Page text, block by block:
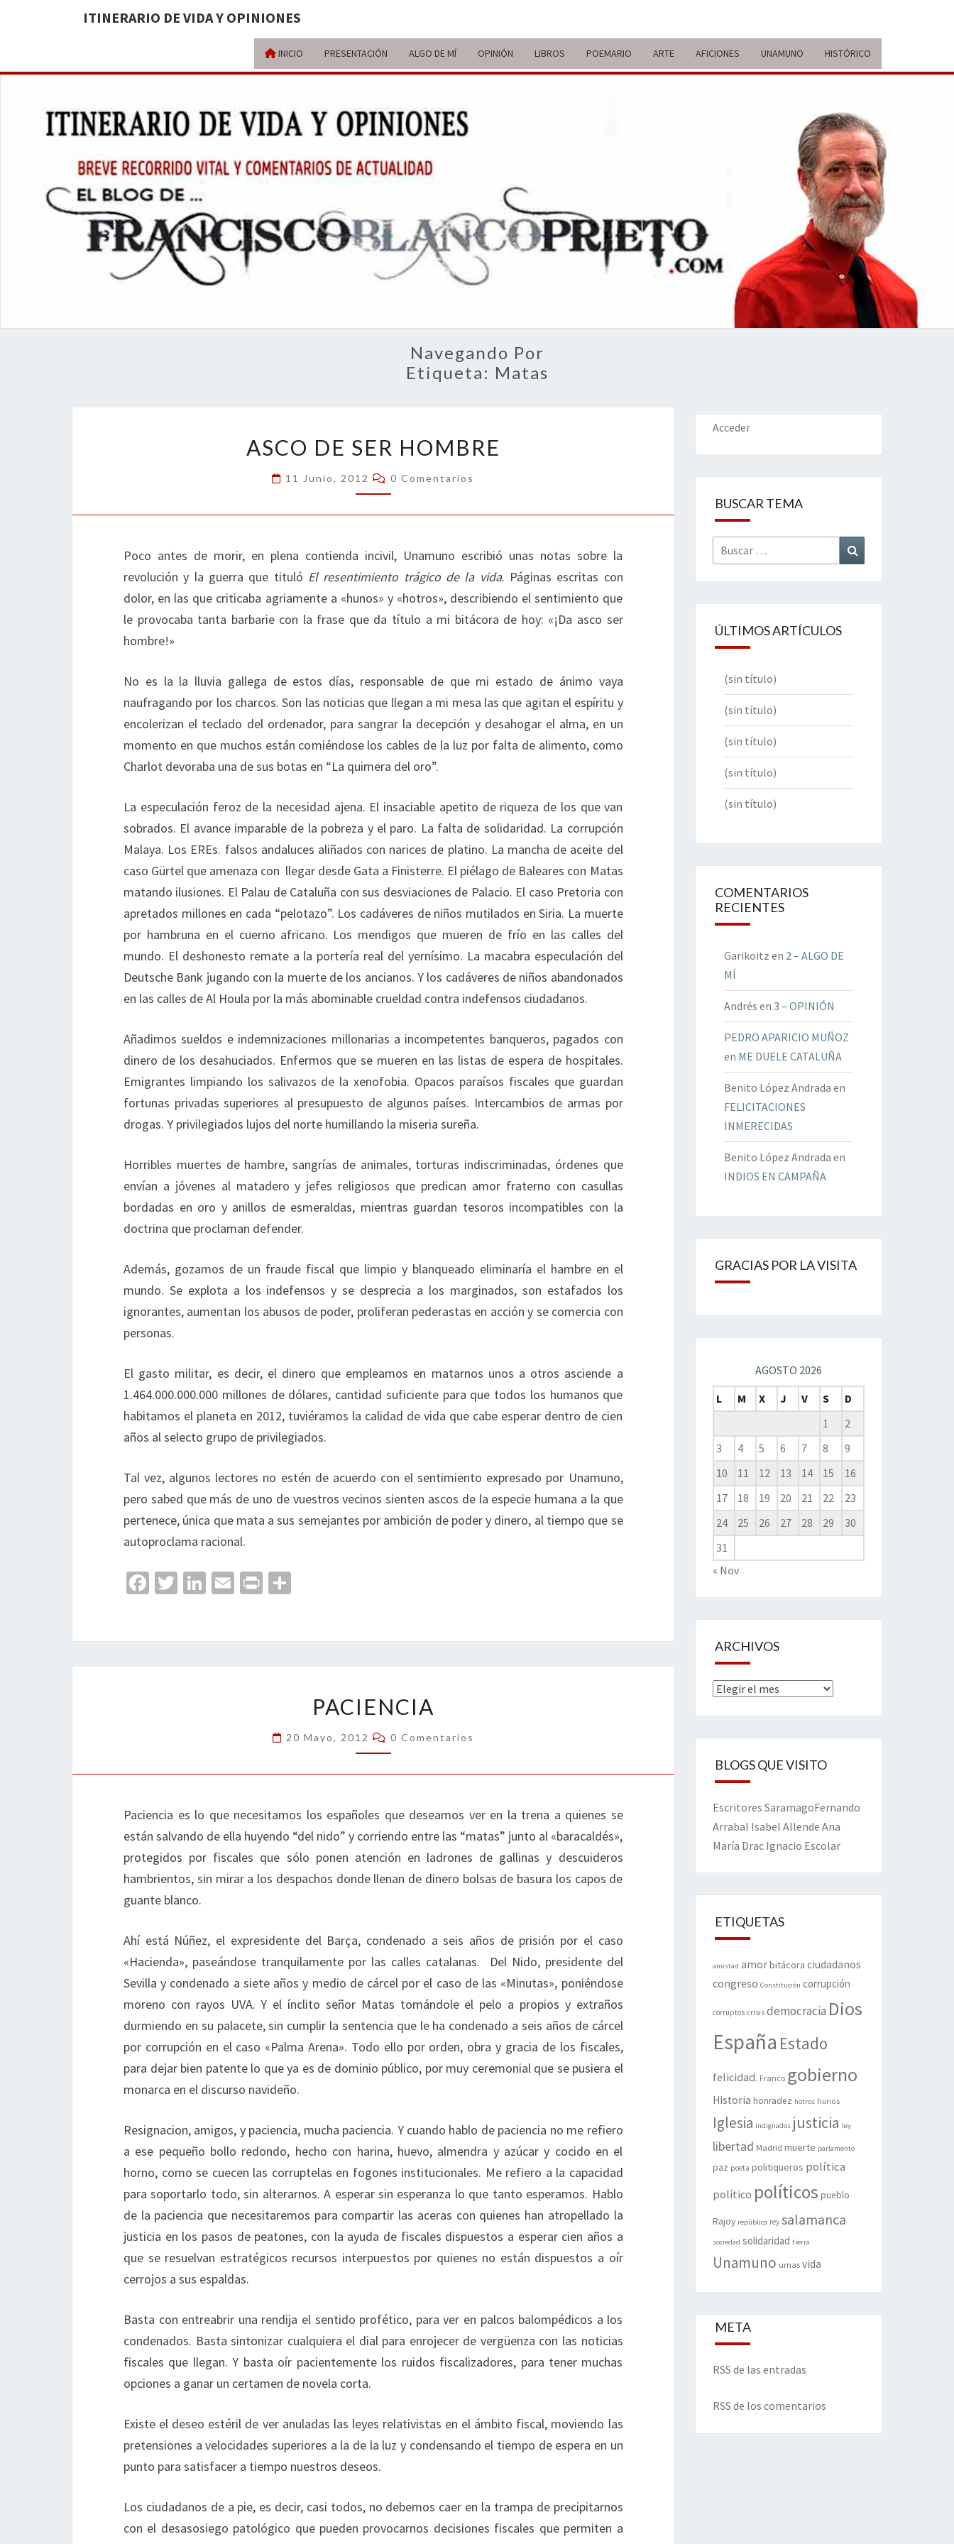
ITINERARIO DE VIDA Y OPINIONES
INICIO PRESENTACIÓN ALGO DE MÍ OPINIÓN LIBROS POEMARIO ARTE AFICIONES UNAMUNO HISTÓRICO
ITINERARIO
DE VIDA Y
OPINIONES
BREVE
RECORRIDO
VITAL Y
COMENTARIOS
ACTUALIDAD
Navegando Por
Etiqueta: Matas
DE
SER
HOMBRE
ASCO DE SER HOMBRE
11 Junio, 2012 Comentarios
0 Comentarios
Poco antes de morir, en plena contienda incivil, Unamuno escribió unas notas sobre la
revolución y la guerra que tituló El resentimiento trágico de la vida. Páginas escritas con
dolor, en las que criticaba agriamente a «hunos» y «hotros», describiendo el sentimiento que
le provocaba tanta barbarie con la frase que da título a mi bitácora de hoy: «¡Da asco ser
hombre!»
No es la la lluvia gallega de estos días, responsable de que mi estado de ánimo vaya
naufragando por los charcos. Son las noticias que llegan a mi mesa las que agitan el espíritu y
encolerizan el teclado del ordenador, para sangrar la decepción y desahogar el alma, en un
momento en que muchos están comiéndose los cables de la luz por falta de alimento, como
Charlot devoraba una de sus botas en “La quimera del oro”.
La especulación feroz de la necesidad ajena. El insaciable apetito de riqueza de los que van
sobrados. El avance imparable de la pobreza y el paro. La falta de solidaridad. La corrupción
Malaya. Los EREs. falsos andaluces aliñados con narices de platino. La mancha de aceite del
caso Gürtel que amenaza con llegar desde Gata a Finisterre. El piélago de Baleares con Matas
matando ilusiones. El Palau de Cataluña con sus desviaciones de Palacio. El caso Pretoria con
apretados millones en cada “pelotazo”. Los cadáveres de niños mutilados en Siria. La muerte
por hambruna en el cuerno africano. Los mendigos que mueren de frío en las calles del
mundo. El deshonesto remate a la portería real del yernísimo. La macabra especulación del
Deutsche Bank jugando con la muerte de los ancianos. Y los cadáveres de niños abandonados
en las calles de Al Houla por la más abominable crueldad contra indefensos ciudadanos.
Añadimos sueldos e indemnizaciones millonarias a incompetentes banqueros, pagados con
dinero de los desahuciados. Enfermos que se mueren en las listas de espera de hospitales.
Emigrantes limpiando los salivazos de la xenofobia. Opacos paraísos fiscales que guardan
fortunas privadas superiores al presupuesto de algunos países. Intercambios de armas por
drogas. Y privilegiados lujos del norte humillando la miseria sureña.
Horribles muertes de hambre, sangrías de animales, torturas indiscriminadas, órdenes que
envían a jóvenes al matadero y jefes religiosos que predican amor fraterno con casullas
bordadas en oro y anillos de esmeraldas, mientras guardan tesoros incompatibles con la
doctrina que proclaman defender.
Además, gozamos de un fraude fiscal que limpio y blanqueado eliminaría el hambre en el
mundo. Se explota a los indefensos y se desprecia a los marginados, son estafados los
ignorantes, aumentan los abusos de poder, proliferan pederastas en acción y se comercia con
personas.
El gasto militar, es decir, el dinero que empleamos en matarnos unos a otros asciende a
1.464.000.000.000 millones de dólares, cantidad suficiente para que todos los humanos que
habitamos el planeta en 2012, tuviéramos la calidad de vida que cabe esperar dentro de cien
años al selecto grupo de privilegiados.
Tal vez, algunos lectores no estén de acuerdo con el sentimiento expresado por Unamuno,
pero sabed que más de uno de vuestros vecinos sienten ascos de la especie humana a la que
pertenece, única que mata a sus semejantes por ambición de poder y dinero, al tiempo que se
autoproclama racional.
Fa
o
T
Li
n
E
Pr
ar
PACIENCIA
20 Mayo, 2012 Comentarios
0 Comentarios
Paciencia es lo que necesitamos los españoles que deseamos ver en la trena a quienes se
están salvando de ella huyendo “del nido” y corriendo entre las “matas” junto al «baracaldés»,
protegidos por fiscales que sólo ponen atención en ladrones de gallinas y descuideros
hambrientos, sin mirar a los despachos donde llenan de dinero bolsas de basura los capos de
guante blanco.
Ahí está Núñez, el expresidente del Barça, condenado a seis años de prisión por el caso
«Hacienda», paseándose tranquilamente por las calles catalanas. Del Nido, presidente del
Sevilla y condenado a siete años y medio de cárcel por el caso de las «Minutas», poniéndose
moreno con rayos UVA. Y el ínclito señor Matas tomándole el pelo a propios y extraños
durmiendo en su palacete, sin cumplir la sentencia que le ha condenado a seis años de cárcel
por corrupción en el caso «Palma Arena». Todo ello por orden, obra y gracia de los fiscales,
para dejar bien patente lo que ya es de dominio público, por muy ceremonial que se pusiera el
monarca en el discurso navideño.
Resignacion, amigos, y paciencia, mucha paciencia. Y cuando hablo de paciencia no me refiero
a ese pequeño bollo redondo, hecho con harina, huevo, almendra y azúcar y cocido en el
horno, como se cuecen las corruptelas en fogones institucionales. Me refiero a la capacidad
para soportarlo todo, sin alterarnos. A esperar sin esperanza lo que tanto esperamos. Hablo
de la paciencia que necesitaremos para compartir las aceras con quienes han atropellado la
justicia en los pasos de peatones, con la ayuda de fiscales dispuestos a esperar cien años a
que se resuelvan estratégicos recursos interpuestos por quienes no están dispuestos a oír
cerrojos a sus espaldas.
Basta con entreabrir una rendija el sentido profético, para ver en palcos balompédicos a los
condenados. Basta sintonizar cualquiera el dial para enrojecer de vergüenza con las noticias
fiscales que llegan. Y basta oír pacientemente los ruidos fiscalizadores, para tener muchas
opciones a ganar un certamen de novela corta.
Existe el deseo estéril de ver anuladas las leyes relativistas en el ámbito fiscal, moviendo las
pretensiones a velocidades superiores a la de la luz y condensando el tiempo de espera en un
punto para satisfacer a tiempo nuestros deseos.
Los ciudadanos de a pie, es decir, casi todos, no debemos caer en la trampa de precipitarnos
con el desasosiego patológico que pueden provocarnos decisiones fiscales que permiten a
Acceder
BUSCAR TEMA
Buscar
por:
ÚLTIMOS ARTÍCULOS
(sin título)
(sin título)
(sin título)
(sin título)
(sin título)
COMENTARIOS
RECIENTES
Garikoitz en 2 – ALGO DE
MÍ
Andrés en 3 – OPINIÓN
PEDRO APARICIO MUÑOZ
en ME DUELE CATALUÑA
Benito López Andrada en
FELICITACIONES
INMERECIDAS
Benito López Andrada en
INDIOS EN CAMPAÑA
GRACIAS POR LA VISITA
AGOSTO 2026
L
M X J V S
D
1
2
3
4 5 6 7 8
9
10
11 12 13 14 15
16
17
18 19 20 21 22
23
24
25 26 27 28 29
30
31
« Nov
ARCHIVOS
Archivos
BLOGS QUE VISITO
Escritores SaramagoFernando
Arrabal Isabel Allende Ana
María Drac Ignacio Escolar
ETIQUETAS
amistad amorbitácora ciudadanos
congreso Constitución corrupción
corruptos crisis democracia Dios
España Estado
felicidad. Franco gobierno
Historia honradez hotros hunos
Iglesia indignados justicia ley
libertad Madrid muerte parlamento
paz poeta politiqueros política
político políticos pueblo
Rajoy república rey salamanca
sociedad solidaridad tierra
Unamuno urnas vida
META
RSS de las entradas
RSS de los comentarios